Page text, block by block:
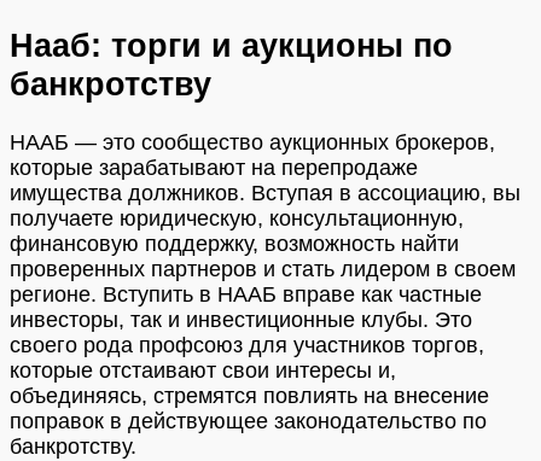
Нааб: торги и аукционы по
банкротству
НААБ — это сообщество аукционных брокеров,
которые зарабатывают на перепродаже
имущества должников. Вступая в ассоциацию, вы
получаете юридическую, консультационную,
финансовую поддержку, возможность найти
проверенных партнеров и стать лидером в своем
регионе. Вступить в НААБ вправе как частные
инвесторы, так и инвестиционные клубы. Это
своего рода профсоюз для участников торгов,
которые отстаивают свои интересы и,
объединяясь, стремятся повлиять на внесение
поправок в действующее законодательство по
банкротству.